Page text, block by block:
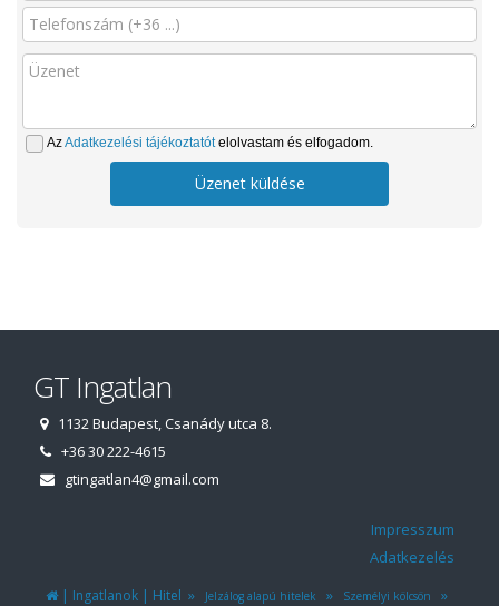
AzAdatkezelési tájékoztatótelolvastam és elfogadom.
Üzenet küldése
GT Ingatlan
1132 Budapest, Csanády utca 8.
+36 30 222-4615
gtingatlan4@gmail.com
Impresszum
Adatkezelés
| Ingatlanok| Hitel » Jelzálog alapú hitelek » Személyi kölcsön »